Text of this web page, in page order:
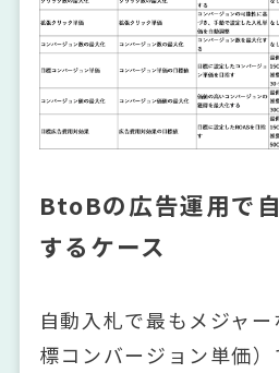
BtoBの広告運用で
するケース
自動入札で最もメジャ
標コンバージョン単価